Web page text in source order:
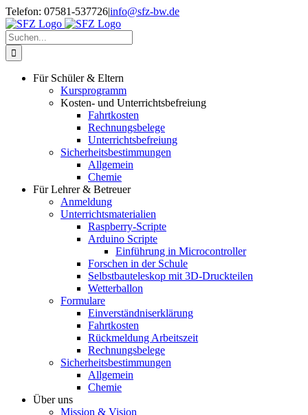
Zum
Inhalt
springen
Telefon: 07581-537726|info@sfz-bw.de
Suche
nach:
Für Schüler & Eltern
Kursprogramm
Kosten- und Unterrichtsbefreiung
Fahrtkosten
Rechnungsbelege
Unterrichtsbefreiung
Sicherheitsbestimmungen
Allgemein
Chemie
Für Lehrer & Betreuer
Anmeldung
Unterrichtsmaterialien
Raspberry-Scripte
Arduino Scripte
Einführung in Microcontroller
Forschen in der Schule
Selbstbauteleskop mit 3D-Druckteilen
Wetterballon
Formulare
Einverständniserklärung
Fahrtkosten
Rückmeldung Arbeitszeit
Rechnungsbelege
Sicherheitsbestimmungen
Allgemein
Chemie
Über uns
Mission & Vision